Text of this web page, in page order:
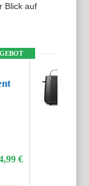
Blick auf
€